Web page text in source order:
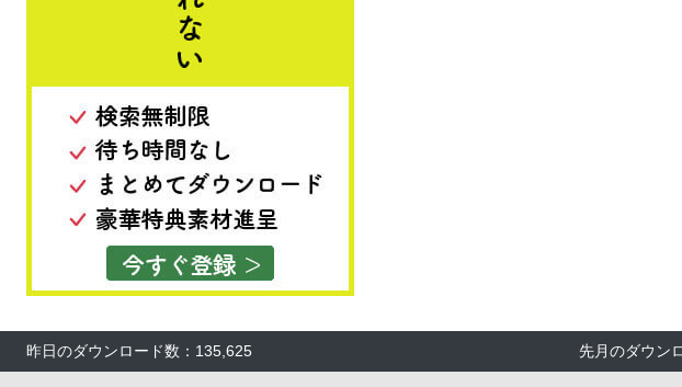
昨日のダウンロード数：135,625 先月のダウン